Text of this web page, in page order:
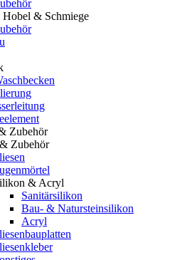
& Schmiege
Zubehör
Zubehör
& Acryl
Sanitärsilikon
Bau- & Natursteinsilikon
Acryl